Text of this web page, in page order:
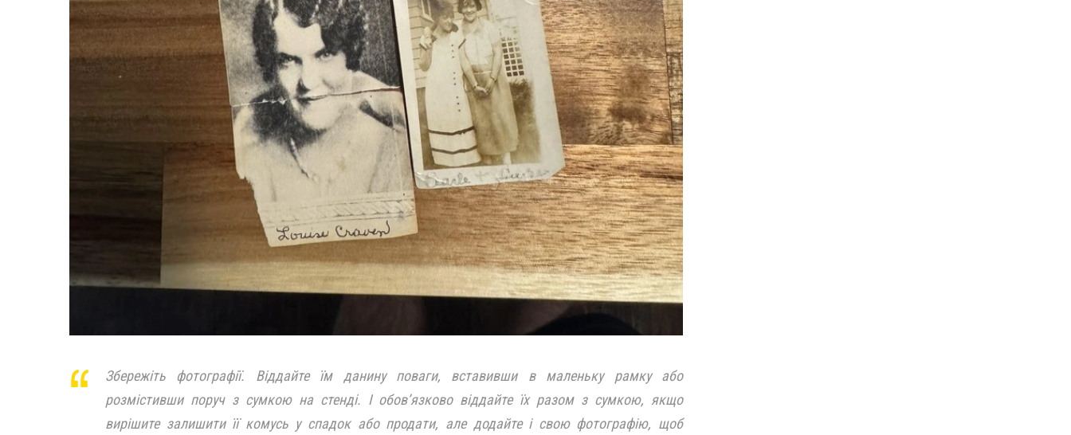
Збережіть фотографії. Віддайте їм данину поваги, вставивши в маленьку рамку або
розмістивши поруч з сумкою на стенді. І обов’язково віддайте їх разом з сумкою, якщо
вирішите залишити її комусь у спадок або продати, але додайте і свою фотографію, щоб